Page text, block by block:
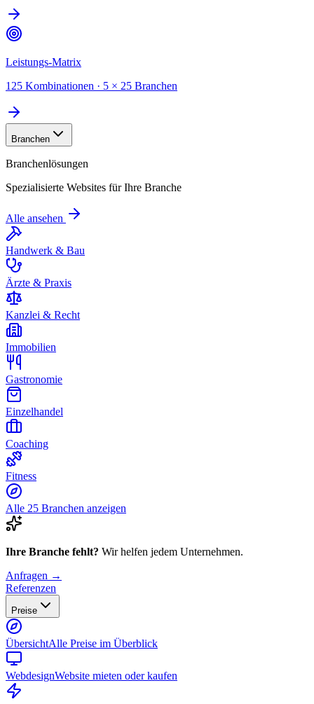
Leistungs-Matrix
125 Kombinationen · 5 × 25 Branchen
Branchen
Branchenlösungen
Spezialisierte Websites für Ihre Branche
Alle ansehen
Handwerk & Bau
Ärzte & Praxis
Kanzlei & Recht
Immobilien
Gastronomie
Einzelhandel
Coaching
Fitness
Alle 25 Branchen anzeigen
Ihre Branche fehlt? Wir helfen jedem Unternehmen.
Anfragen →
Referenzen
Preise
ÜbersichtAlle Preise im Überblick
WebdesignWebsite mieten oder kaufen